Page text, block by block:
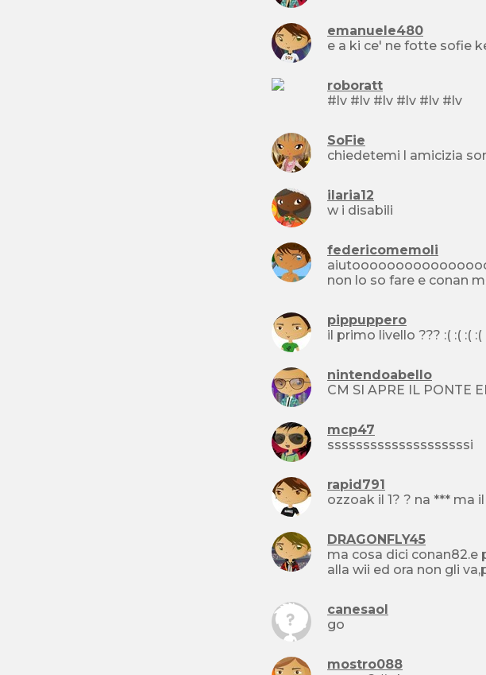
emanuele480
e a ki ce' ne fotte sofie
roboratt
#lv #lv #lv #lv #lv #lv
SoFie
ilaria12
w i disabili
federicomemoli
non lo so fare e conan
pippuppero
il primo livello ??? :( :( :( :(
nintendoabello
CM SI APRE IL PONTE
mcp47
ssssssssssssssssssssi
rapid791
ozzoak il 1? ? na *** ma
DRAGONFLY45
ma cosa dici
alla wii ed
canesaol
go
mostro088